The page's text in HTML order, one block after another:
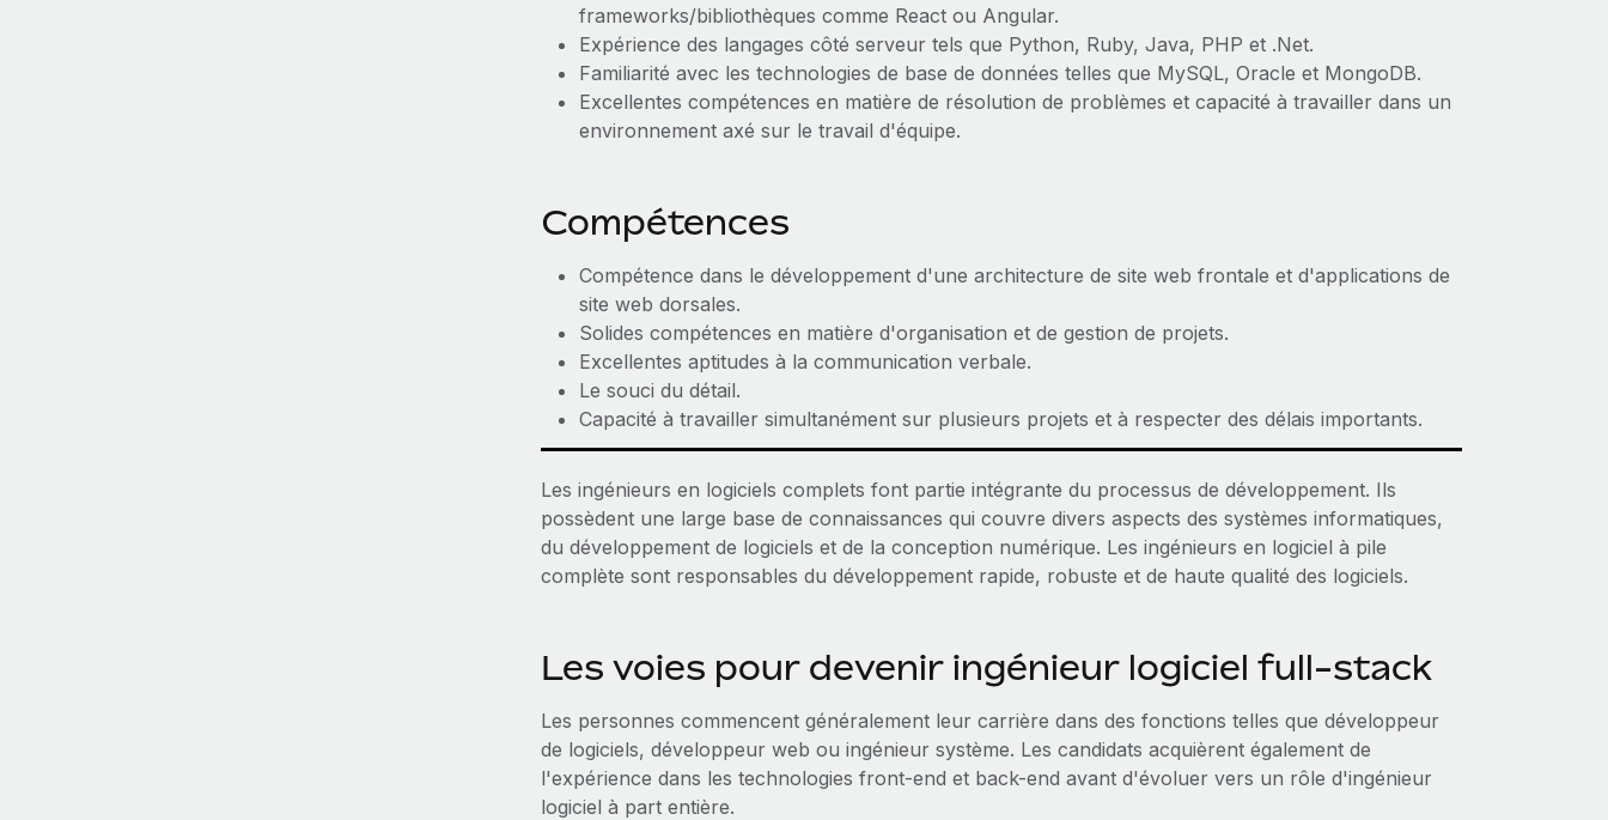
frameworks/bibliothèques comme React ou Angular.
Expérience des langages côté serveur tels que Python, Ruby, Java, PHP et .Net.
Familiarité avec les technologies de base de données telles que MySQL, Oracle et MongoDB.
Excellentes compétences en matière de résolution de problèmes et capacité à travailler dans un
environnement axé sur le travail d'équipe.
Compétences
Compétence dans le développement d'une architecture de site web frontale et d'applications de
site web dorsales.
Solides compétences en matière d'organisation et de gestion de projets.
Excellentes aptitudes à la communication verbale.
Le souci du détail.
Capacité à travailler simultanément sur plusieurs projets et à respecter des délais importants.
Les ingénieurs en logiciels complets font partie intégrante du processus de développement. Ils
possèdent une large base de connaissances qui couvre divers aspects des systèmes informatiques,
du développement de logiciels et de la conception numérique. Les ingénieurs en logiciel à pile
complète sont responsables du développement rapide, robuste et de haute qualité des logiciels.
Les voies pour devenir ingénieur logiciel full-stack
Les personnes commencent généralement leur carrière dans des fonctions telles que développeur
de logiciels, développeur web ou ingénieur système. Les candidats acquièrent également de
l'expérience dans les technologies front-end et back-end avant d'évoluer vers un rôle d'ingénieur
logiciel à part entière.